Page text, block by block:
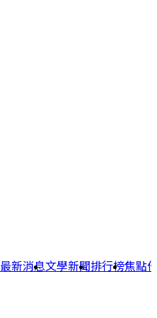
最新消息文學新聞排行榜焦點